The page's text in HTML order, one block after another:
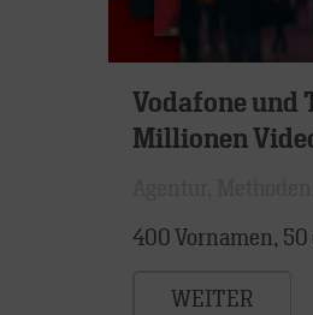
Vodafone und
Millionen
400 Vornamen,
WEITER